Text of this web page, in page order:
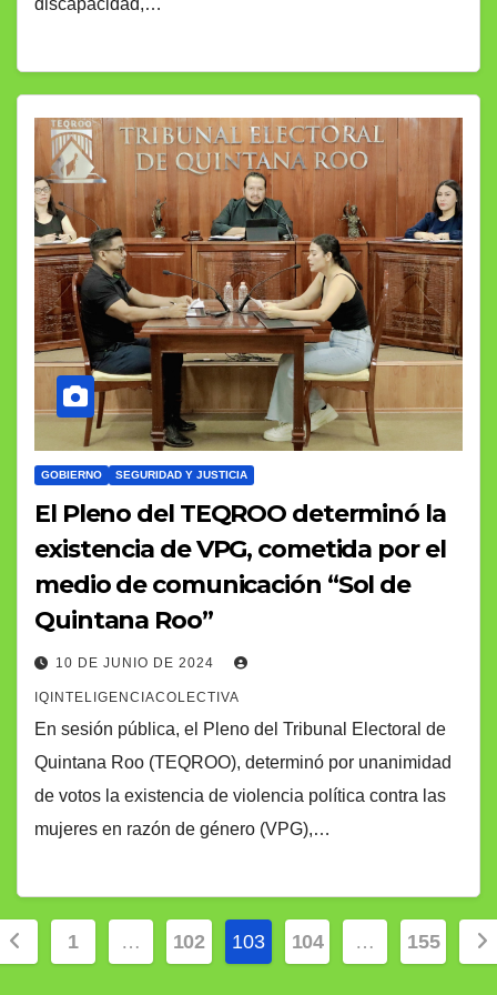
GOBIERNO SEGURIDAD Y JUSTICIA
El Pleno del TEQROO determinó la
existencia de VPG, cometida por el
medio de comunicación “Sol de
Quintana Roo”
10 DE JUNIO DE 2024
IQINTELIGENCIACOLECTIVA
En sesión pública, el Pleno del Tribunal Electoral de
Quintana Roo (TEQROO), determinó por unanimidad
de votos la existencia de violencia política contra las
mujeres en razón de género (VPG),…
1 … 102 103 104 … 155